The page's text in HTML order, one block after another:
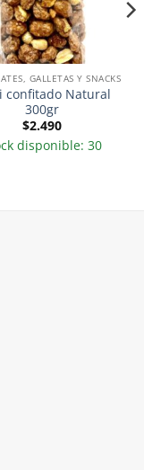
GALLETAS Y SNACKS
confitado Natural
300gr
$2.490
disponible: 30